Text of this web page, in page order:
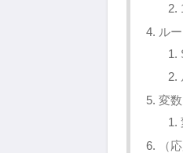
ル
変
（